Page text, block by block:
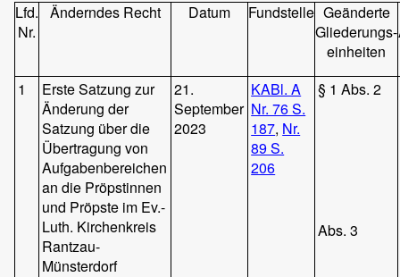
Lfd.
Nr.
Änderndes Recht Datum Fundstelle Geänderte
Gliederungs-
einheiten
1
Erste Satzung zur
Änderung der
Satzung über die
Übertragung von
Aufgabenbereichen
an die Pröpstinnen
und Pröpste im Ev.-
Luth. Kirchenkreis
Rantzau-
Münsterdorf
21.
September
2023
KABl. A
Nr. 76 S.
187, Nr.
89 S.
206
§ 1 Abs. 2
Abs. 3